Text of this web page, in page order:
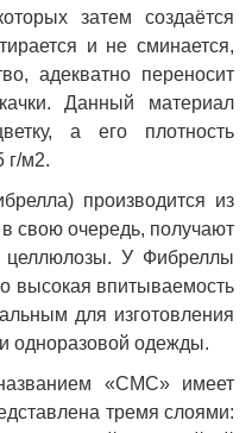
затем создаётся
и не сминается,
адекватно переносит
Данный материал
а его плотность
г/м2.
производится из
в свою очередь, получают
целлюлозы. У Фибреллы
высокая впитываемость
для изготовления
одноразовой одежды.
«СМС» имеет
тремя слоями: